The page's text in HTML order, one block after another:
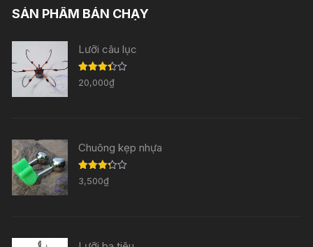
SẢN PHẨM BÁN CHẠY
Lưỡi câu lục
Được
xếp
20,000₫
Chuông kẹp nhựa
Được
xếp
3,500₫